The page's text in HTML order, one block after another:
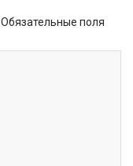
Обязательные поля